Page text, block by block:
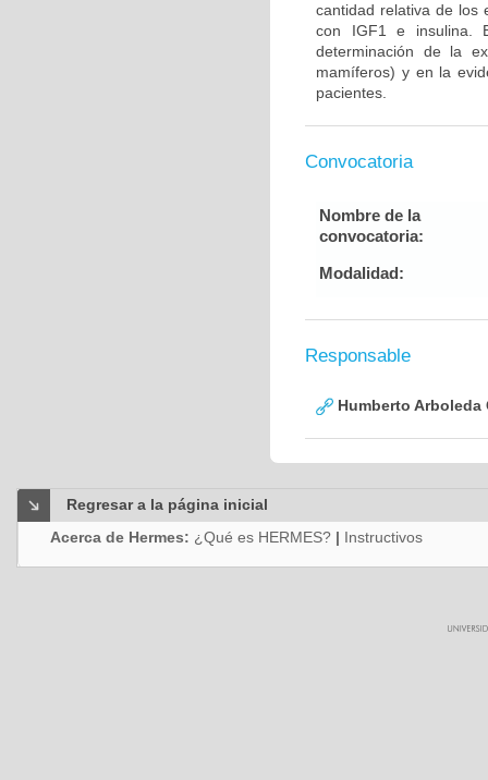
cantidad relativa de los
con IGF1 e insulina.
determinación de la
mamíferos) y en la
pacientes.
Convocatoria
Nombre de la
convocatoria:
Modalidad:
Responsable
Humberto Arboleda
Regresar a la página inicial
Acerca de Hermes: ¿Qué es HERMES? | Instructivos